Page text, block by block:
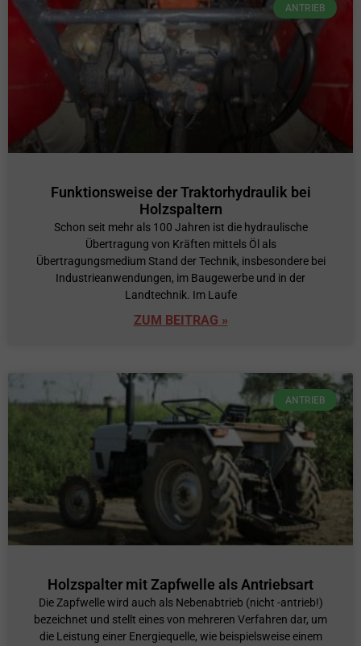
ANTRIEB
Funktionsweise der Traktorhydraulik bei
Holzspaltern
Schon seit mehr als 100 Jahren ist die hydraulische
Übertragung von Kräften mittels Öl als
Übertragungsmedium Stand der Technik, insbesondere bei
Industrieanwendungen, im Baugewerbe und in der
Landtechnik. Im Laufe
ZUM BEITRAG »
ANTRIEB
Holzspalter mit Zapfwelle als Antriebsart
Die Zapfwelle wird auch als Nebenabtrieb (nicht -antrieb!)
bezeichnet und stellt eines von mehreren Verfahren dar, um
die Leistung einer Energiequelle, wie beispielsweise einem